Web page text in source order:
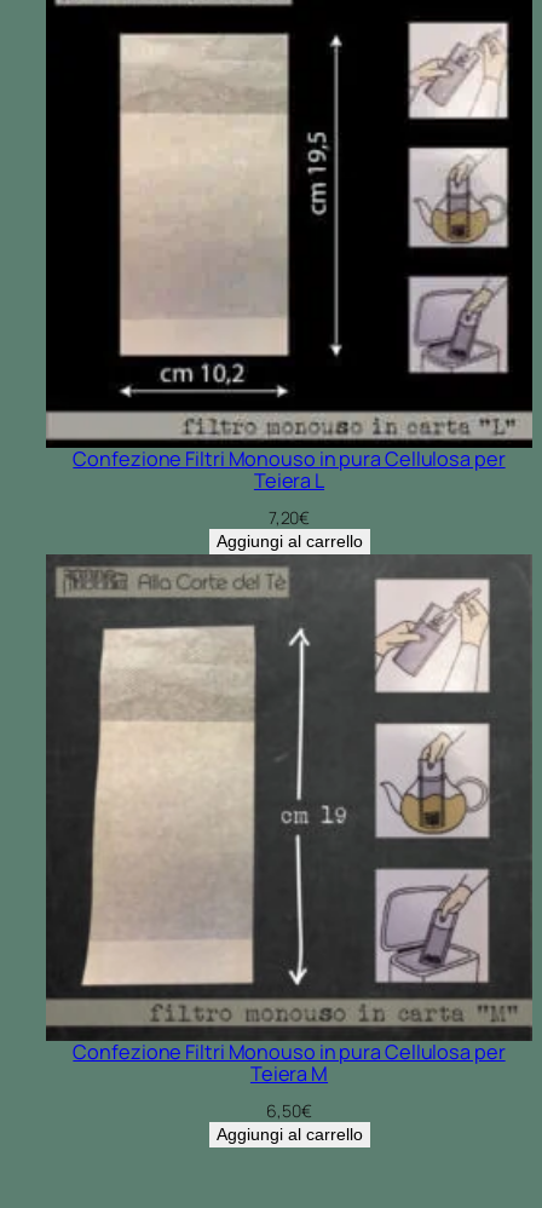
Confezione Filtri Monouso in pura Cellulosa per
Teiera L
7,20€
Aggiungi al carrello
Confezione Filtri Monouso in pura Cellulosa per
Teiera M
6,50€
Aggiungi al carrello